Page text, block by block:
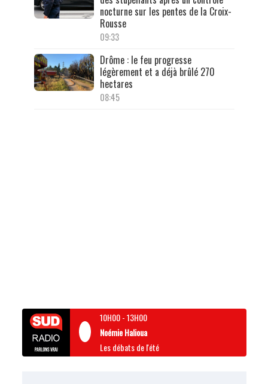
nocturne sur les pentes de la Croix-
Rousse
09:33
Drôme : le feu progresse
légèrement et a déjà brûlé 270
hectares
08:45
10H00-13H00
Noémie Halioua
Les débats de l'été